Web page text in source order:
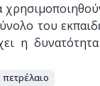
του
η